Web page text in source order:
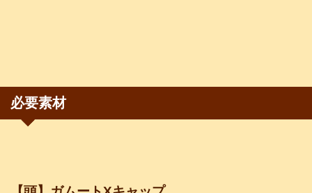
必要素材